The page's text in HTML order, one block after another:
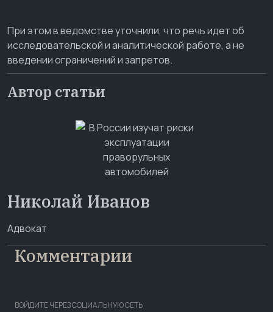
При этом в ведомстве уточнили, что речь идет об
исследовательской и аналитической работе, а не
введении ограничений и запретов.
Автор статьи
Николай Иванов
Адвокат
Комментарии
ВОЙДИТЕ ЧЕРЕЗ СОЦИАЛЬНУЮ СЕТЬ